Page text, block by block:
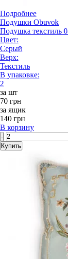
Подробнее
Подушки Obuvok
Подушка текстиль
Цвет:
Серый
Верх:
Текстиль
В упаковке:
2
за шт
70 грн
за ящик
140 грн
В корзину
-
Купить